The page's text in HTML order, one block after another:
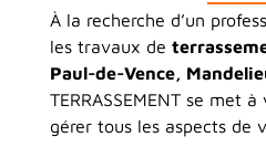
À la recherche d’un
les travaux de
Paul-de-Vence,
TERRASSEMENT se met
gérer tous les aspects de